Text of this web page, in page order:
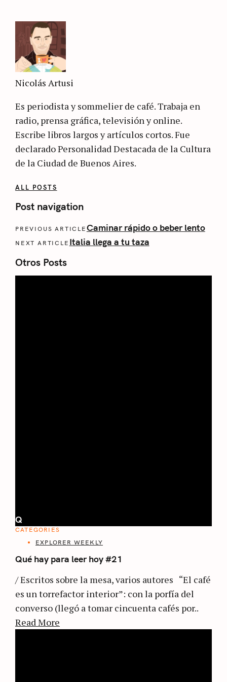
Nicolás Artusi
Es periodista y sommelier de café. Trabaja en
radio, prensa gráfica, televisión y online.
Escribe libros largos y artículos cortos. Fue
declarado Personalidad Destacada de la Cultura
de la Ciudad de Buenos Aires.
ALL POSTS
Post navigation
PREVIOUS ARTICLE Caminar rápido o beber lento
NEXT ARTICLE Italia llega a tu taza
Otros Posts
Q
CATEGORIES
EXPLORER WEEKLY
Qué hay para leer hoy #21
/ Escritos sobre la mesa, varios autores “El café
es un torrefactor interior”: con la porfía del
converso (llegó a tomar cincuenta cafés por..
Read More